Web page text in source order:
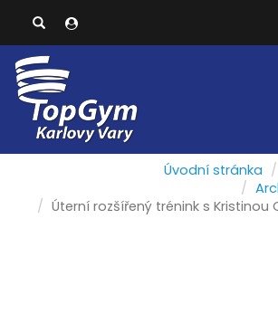
Úvodní stránka
Úterní rozšířený trénink s Kristinou